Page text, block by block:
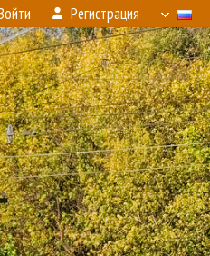
Регистрация